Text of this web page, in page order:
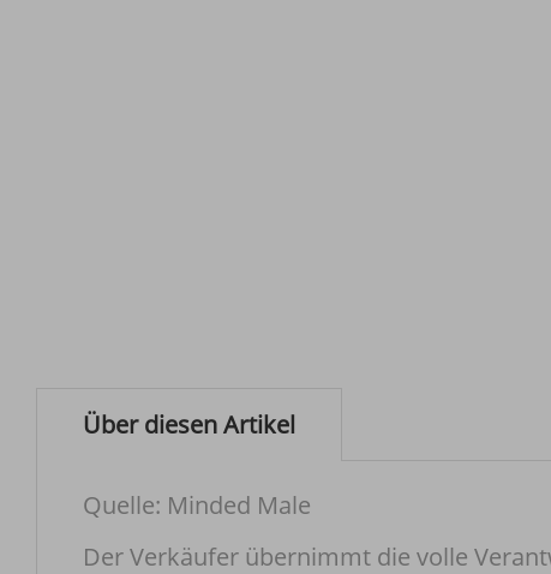
Über diesen Artikel
Quelle: Minded Male
Der Verkäufer übernimmt die volle